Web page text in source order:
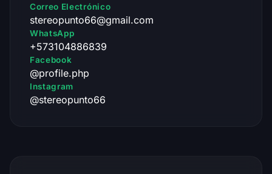
Correo Electrónico
stereopunto66@gmail.com
WhatsApp
+573104886839
Facebook
@profile.php
Instagram
@stereopunto66